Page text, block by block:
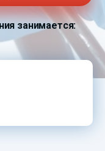
занимается: